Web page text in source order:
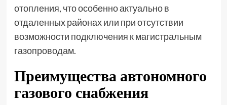
отопления, что особенно актуально в
отдаленных районах или при отсутствии
возможности подключения к магистральным
газопроводам.
Преимущества автономного
газового снабжения